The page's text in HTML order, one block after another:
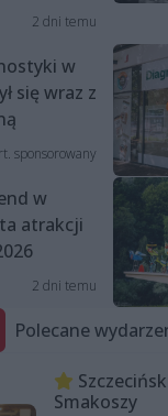
2 dni temu
w
się wraz z
sponsorowany
w
atrakcji
2 dni temu
Polecane
Smakoszy